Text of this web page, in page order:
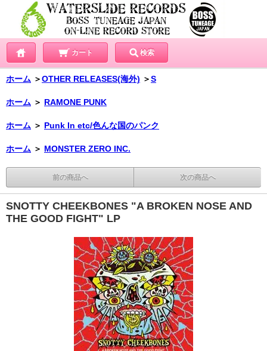
カート 検索
ホーム ＞OTHER RELEASES(海外) ＞S
ホーム ＞ RAMONE PUNK
ホーム ＞ Punk In etc/色んな国のパンク
ホーム ＞ MONSTER ZERO INC.
前の商品へ 次の商品へ
SNOTTY CHEEKBONES "A BROKEN NOSE AND
THE GOOD FIGHT" LP